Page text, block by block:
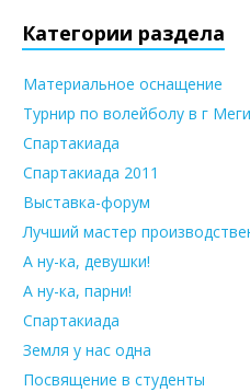
Категории раздела
Материальное оснащение
Турнир по волейболу в г
Спартакиада
Спартакиада 2011
Выставка-форум
Лучший мастер
А ну-ка, девушки!
А ну-ка, парни!
Спартакиада
Земля у нас одна
Посвящение в студенты